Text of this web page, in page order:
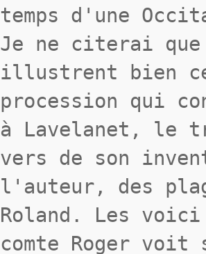
temps d'une
Je ne citerai que
illustrent bien
procession qui
à Lavelanet, le
vers de son
l'auteur, des
Roland. Les
comte Roger